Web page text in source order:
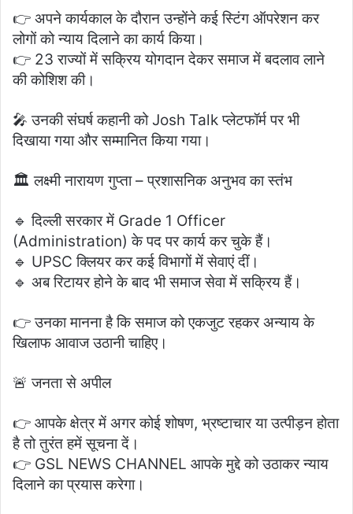
👉 अपने कार्यकाल के दौरान उन्होंने कई स्टिंग ऑपरेशन कर
लोगों को न्याय दिलाने का कार्य किया।
👉 23 राज्यों में सक्रिय योगदान देकर समाज में बदलाव लाने
की कोशिश की।
🎤 उनकी संघर्ष कहानी को Josh Talk प्लेटफॉर्म पर भी
दिखाया गया और सम्मानित किया गया।
🏛️ लक्ष्मी नारायण गुप्ता – प्रशासनिक अनुभव का स्तंभ
🔹 दिल्ली सरकार में Grade 1 Officer
(Administration) के पद पर कार्य कर चुके हैं।
🔹 UPSC क्लियर कर कई विभागों में सेवाएं दीं।
🔹 अब रिटायर होने के बाद भी समाज सेवा में सक्रिय हैं।
👉 उनका मानना है कि समाज को एकजुट रहकर अन्याय के
खिलाफ आवाज उठानी चाहिए।
🚨 जनता से अपील
👉 आपके क्षेत्र में अगर कोई शोषण, भ्रष्टाचार या उत्पीड़न होता
है तो तुरंत हमें सूचना दें।
👉 GSL NEWS CHANNEL आपके मुद्दे को उठाकर न्याय
दिलाने का प्रयास करेगा।